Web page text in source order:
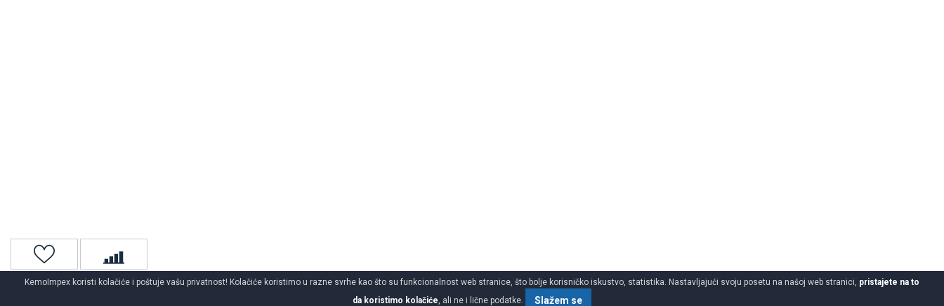
KemoImpex koristi kolačiće i poštuje vašu privatnost! Kolačiće koristimo u razne svrhe kao što su funkcionalnost web stranice, što bolje korisničko iskustvo, statistika. Nastavljajući svoju posetu na našoj web stranici, pristajete na to
da koristimo kolačiće , ali ne i lične podatke. Slažem se